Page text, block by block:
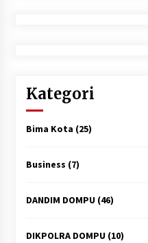
Kategori
Bima Kota (25)
Business (7)
DANDIM DOMPU(46)
DIKPOLRA DOMPU(10)